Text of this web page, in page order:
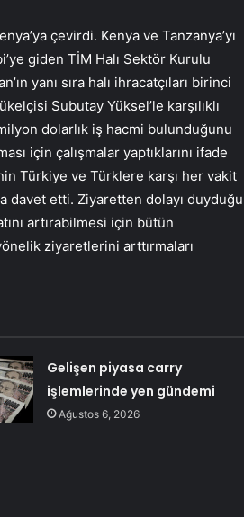
çevirdi. Kenya ve Tanzanya’yı
giden TİM Halı Sektör Kurulu
yanı sıra halı ihracatçıları birinci
Subutay Yüksel’le karşılıklı
dolarlık iş hacmi bulunduğunu
için çalışmalar yaptıklarını ifade
Türkiye ve Türklere karşı her vakit
davet etti. Ziyaretten dolayı duyduğu
artırabilmesi için bütün
ziyaretlerini arttırmaları
Gelişen piyasa carry
işlemlerinde yen gündemi
Ağustos 6, 2026